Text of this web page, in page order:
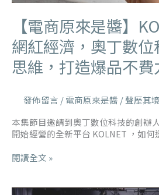
【電商原來是醬】
網紅經濟，奧丁數
思維，打造爆品不費
發佈留言 /電商原來是醬 /聲歷其境
本集節目邀請到奧丁數位科技的創辦
開始經營的全新平台 KOLNET ，如何
閱讀全文 »